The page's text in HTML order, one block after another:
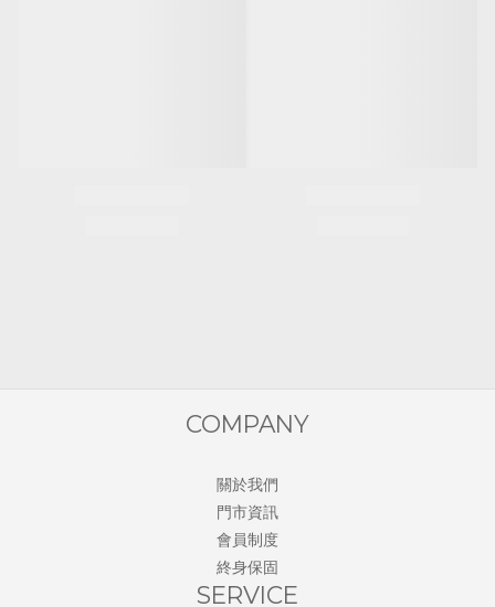
COMPANY
關於我們
門市資訊
會員制度
終身保固
SERVICE